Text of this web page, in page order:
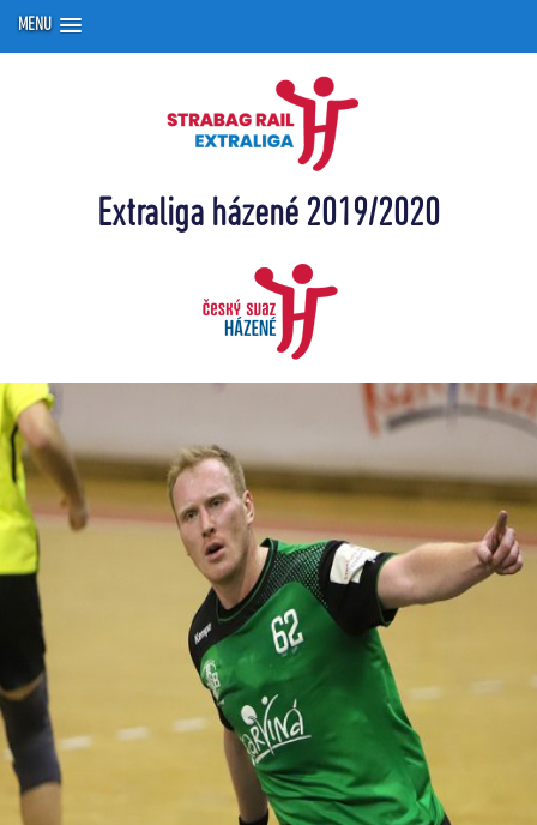
MENU
Extraliga házené 2019/2020